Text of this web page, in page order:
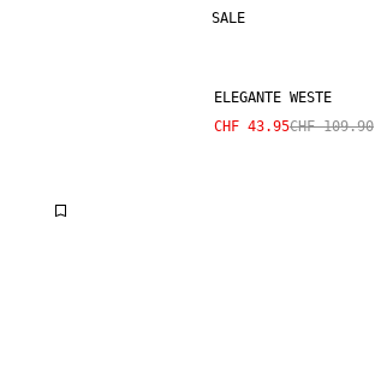
SALE
ELEGANTE WESTE
CHF 43.95CHF 109.90